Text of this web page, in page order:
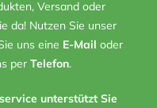
Versand oder
da! Nutzen Sie unser
uns eine E-Mail oder
per Telefon.
unterstützt Sie